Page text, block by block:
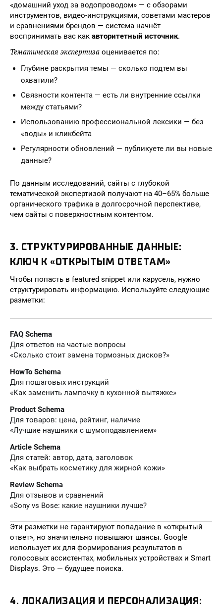
«домашний уход за водопроводом» — с обзорами
инструментов, видео-инструкциями, советами мастеров
и сравнениями брендов — система начнёт
воспринимать вас как авторитетный источник.
Тематическая экспертиза оценивается по:
Глубине раскрытия темы — сколько подтем вы
охватили?
Связности контента — есть ли внутренние ссылки
между статьями?
Использованию профессиональной лексики — без
«воды» и кликбейта
Регулярности обновлений — публикуете ли вы новые
данные?
По данным исследований, сайты с глубокой
тематической экспертизой получают на 40–65% больше
органического трафика в долгосрочной перспективе,
чем сайты с поверхностным контентом.
3. СТРУКТУРИРОВАННЫЕ ДАННЫЕ:
КЛЮЧ К «ОТКРЫТЫМ ОТВЕТАМ»
Чтобы попасть в featured snippet или карусель, нужно
структурировать информацию. Используйте следующие
разметки:
FAQ Schema
Для ответов на частые вопросы
«Сколько стоит замена тормозных дисков?»
HowTo Schema
Для пошаговых инструкций
«Как заменить лампочку в кухонной вытяжке»
Product Schema
Для товаров: цена, рейтинг, наличие
«Лучшие наушники с шумоподавлением»
Article Schema
Для статей: автор, дата, заголовок
«Как выбрать косметику для жирной кожи»
Review Schema
Для отзывов и сравнений
«Sony vs Bose: какие наушники лучше?
Эти разметки не гарантируют попадание в «открытый
ответ», но значительно повышают шансы. Google
использует их для формирования результатов в
голосовых ассистентах, мобильных устройствах и Smart
Displays. Это — будущее поиска.
4. ЛОКАЛИЗАЦИЯ И ПЕРСОНАЛИЗАЦИЯ: